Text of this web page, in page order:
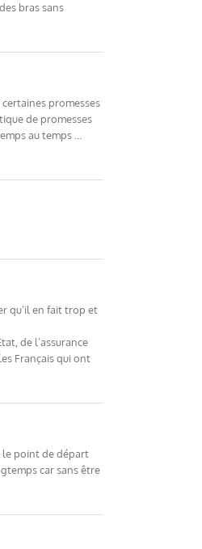
bras sans
promesses
de promesses
au temps …
qu’il en fait trop et
de l’assurance
Français qui ont
le point de départ
car sans être